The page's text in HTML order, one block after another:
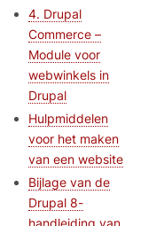
4. Drupal
Commerce –
Module voor
webwinkels in
Drupal
Hulpmiddelen
voor het maken
van een website
Bijlage van de
Drupal 8-
handleiding van